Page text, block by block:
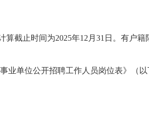
截止时间为2025年12月31日。有户籍
业单位公开招聘工作人员岗位表》（